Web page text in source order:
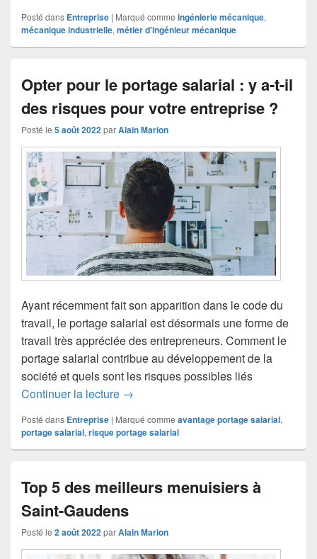
Posté dans Entreprise | Marqué comme ingénierie mécanique,
mécanique industrielle, métier d'ingénieur mécanique
Opter pour le portage salarial : y a-t-il
des risques pour votre entreprise ?
Posté le 5 août 2022parAlain Marion
Ayant récemment fait son apparition dans le code du
travail, le portage salarial est désormais une forme de
travail très appréciée des entrepreneurs. Comment le
portage salarial contribue au développement de la
société et quels sont les risques possibles liés
Continuer la lecture Opter pour le portage salarial : y a-t-il
→
Posté dans Entreprise | Marqué comme avantage portage salarial,
portage salarial, risque portage salarial
Top 5 des meilleurs menuisiers à
Saint-Gaudens
Posté le 2 août 2022parAlain Marion